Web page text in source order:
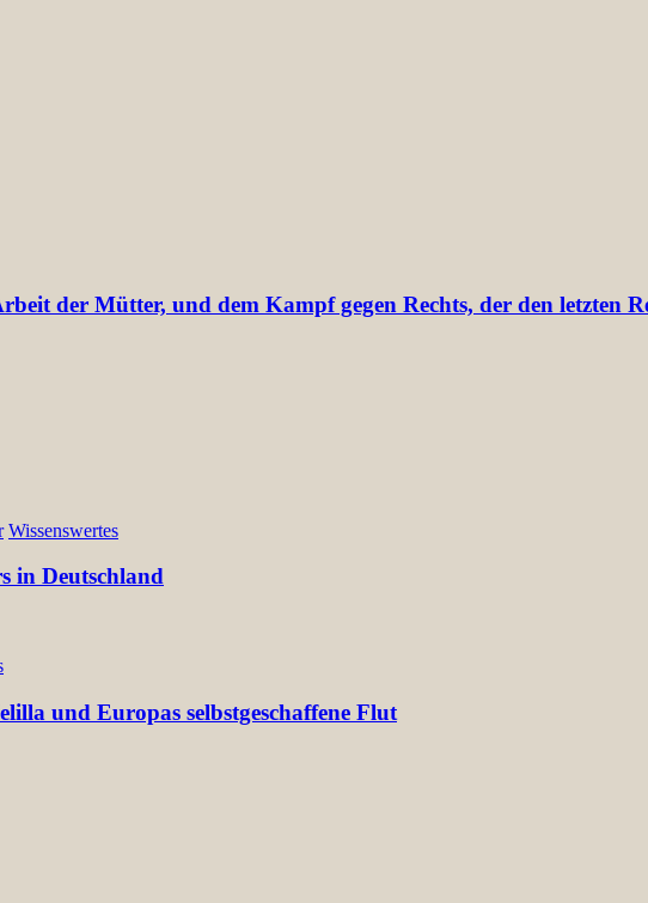
der Mütter, und dem Kampf gegen Rechts, der den letzten
Wissenswertes
in Deutschland
und Europas selbstgeschaffene Flut